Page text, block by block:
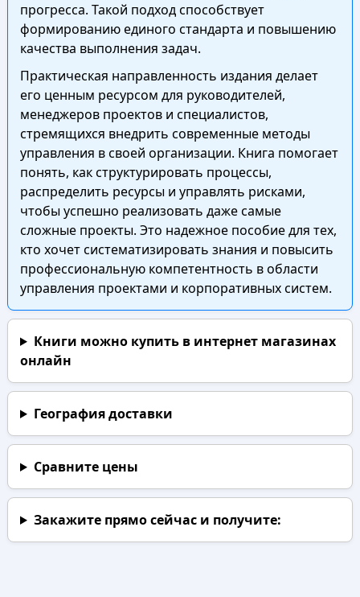
прогресса. Такой подход способствует
формированию единого стандарта и повышению
качества выполнения задач.
Практическая направленность издания делает
его ценным ресурсом для руководителей,
менеджеров проектов и специалистов,
стремящихся внедрить современные методы
управления в своей организации. Книга помогает
понять, как структурировать процессы,
распределить ресурсы и управлять рисками,
чтобы успешно реализовать даже самые
сложные проекты. Это надежное пособие для тех,
кто хочет систематизировать знания и повысить
профессиональную компетентность в области
управления проектами и корпоративных систем.
Книги можно купить в интернет магазинах
онлайн
География доставки
Сравните цены
Закажите прямо сейчаси получите: